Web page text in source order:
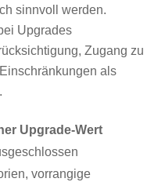
sinnvoll werden.
Upgrades
Zugang zu
als
Upgrade-Wert
vorrangige